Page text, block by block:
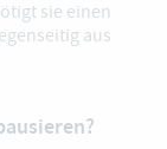
sie einen
aus